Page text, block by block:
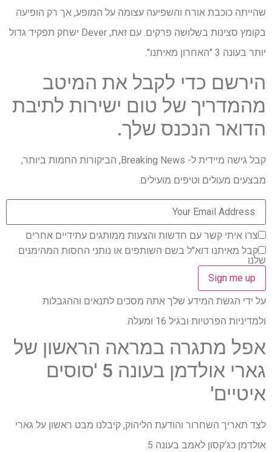
שהייתה כוכבת אורח והשפיעה עצומה על המופע, אך רק הופיעה
בקומץ סצינות בשלושה פרקים. עם זאת, Dever ישחק תפקיד גדול
יותר בעונה 3 "האחרון מאיתנו".
הירשם כדי לקבל את המיטב
מהמדריך של טום ישירות לתיבת
הדואר הנכנס שלך.
קבל גישה מיידית ל- Breaking News, הביקורות החמות ביותר,
מבצעים מעולים וטיפים מועילים.
צרו איתי קשר עם חדשות והצעות ממותגים עתידיים אחרים
קבל מאיתנו דוא"ל בשם השותפים או נותני החסות המהימנים
שלנו
על ידי הגשת המידע שלך אתה מסכים לתנאים וההגבלות
ולמדיניות הפרטיות ובגיל 16 ומעלה.
אפל מתגרה במראה הראשון של
גארי אולדמן בעונה 5 'סוסים
איטיים'
לצד תאריך השחרור והודעת הליהוק, קיבלנו מבט ראשון על גארי
אולדמן כג'קסון לאמב בעונה 5.